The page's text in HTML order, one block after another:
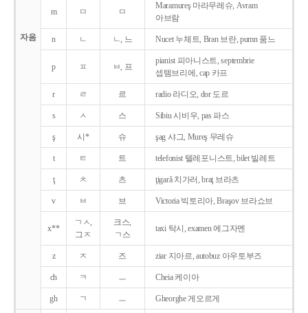
자음
m ㅁ ㅁ
Maramureş 마라무레슈, Avram
아브람
n ㄴ ㄴ, 느 Nucet 누체트, Bran 브란, pumn 품느
p ㅍ ㅂ, 프
pianist 피아니스트, septembrie
셉템브리에, cap 카프
r ㄹ 르 radio 라디오, dor 도르
s ㅅ 스 Sibiu 시비우, pas 파스
ş 시* 슈 şag 샤그, Mureş 무레슈
t ㅌ 트 telefonist 텔레포니스트, bilet 빌레트
ţ ㅊ 츠 ţigarǎ 치가러, braţ 브라츠
v ㅂ 브 Victoria 빅토리아, Braşov 브라쇼브
x**
ㄱㅅ,
그ㅈ
크스,
ㄱ스
taxi 탁시, examen 에그자멘
z ㅈ 즈 ziar 지아르, autobuz 아우토부즈
ch ㅋ ㅡ Cheia 케이아
gh ㄱ ㅡ Gheorghe 게오르게